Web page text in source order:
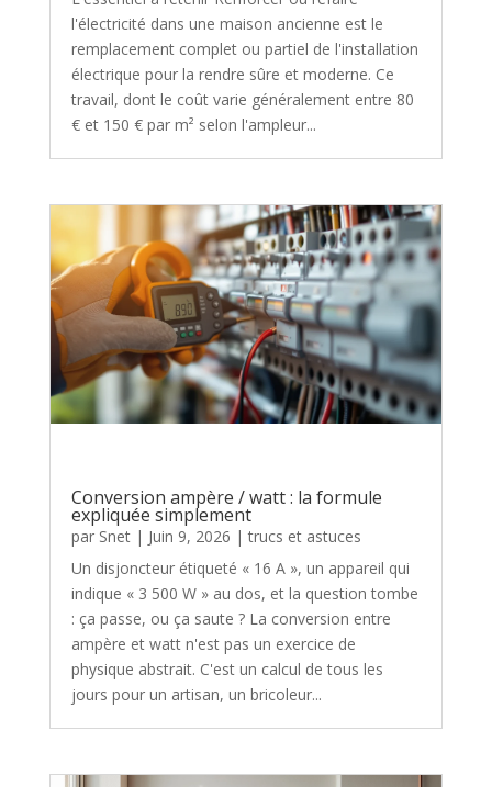
l'électricité dans une maison ancienne est le
remplacement complet ou partiel de l'installation
électrique pour la rendre sûre et moderne. Ce
travail, dont le coût varie généralement entre 80
€ et 150 € par m² selon l'ampleur...
Conversion ampère / watt : la formule
expliquée simplement
par Snet| Juin 9, 2026 |trucs et astuces
Un disjoncteur étiqueté « 16 A », un appareil qui
indique « 3 500 W » au dos, et la question tombe
: ça passe, ou ça saute ? La conversion entre
ampère et watt n'est pas un exercice de
physique abstrait. C'est un calcul de tous les
jours pour un artisan, un bricoleur...